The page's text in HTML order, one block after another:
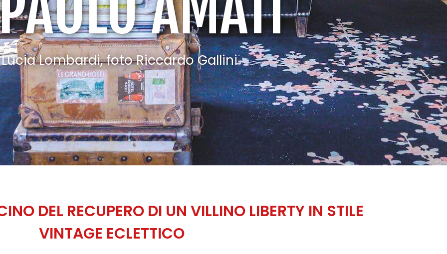
Lombardi, foto Riccardo Gallini
DEL RECUPERO DI UN VILLINO LIBERTY IN STILE
VINTAGE ECLETTICO